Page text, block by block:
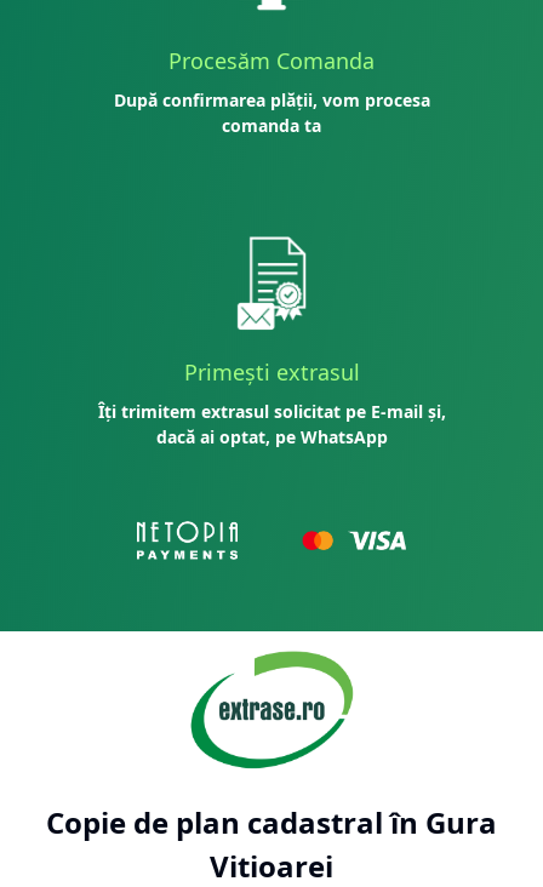
Procesăm Comanda
După confirmarea plății, vom procesa
comanda ta
Primești extrasul
Îți trimitem extrasul solicitat pe E-mail și,
dacă ai optat, pe WhatsApp
Copie de plan cadastral în Gura
Vitioarei